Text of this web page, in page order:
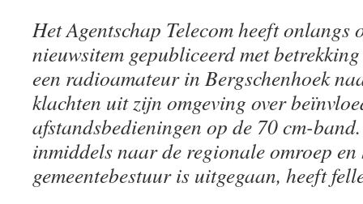
Het Agentschap Telecom heeft onlangs
nieuwsitem gepubliceerd met
een radioamateur in Bergschenhoek
klachten uit zijn omgeving over
afstandsbedieningen op de 70 cm-
inmiddels naar de regionale omroep
gemeentebestuur is uitgegaan, heeft